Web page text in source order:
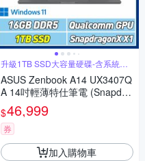
升級1TB SSD大容量硬碟-含系統轉
移
ASUS Zenbook A14 UX3407Q
A 14吋輕薄特仕筆電 (Snapdra
gon X X1 26 100/16GB/1TB S
SD/冰岩灰)
$46,999
券
加入購物車